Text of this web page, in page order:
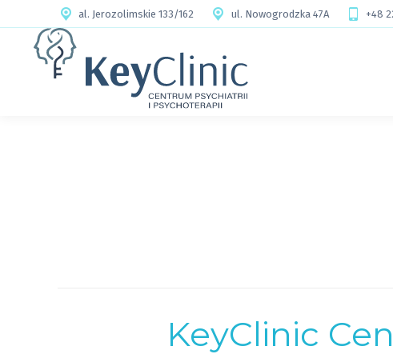
al. Jerozolimskie 133/162 ul. Nowogrodzka 47A +48
KeyClinic